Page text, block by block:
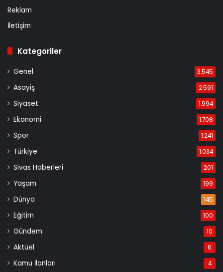
Reklam
İletişim
Kategoriler
Genel 3.545
Asayiş 2.591
Siyaset 1.994
Ekonomi 1.708
Spor 1.241
Türkiye 1.034
Sivas Haberleri 201
Yaşam 199
Dünya 145
Eğitim 100
Gündem 10
Aktüel 6
Kamu İlanları 4